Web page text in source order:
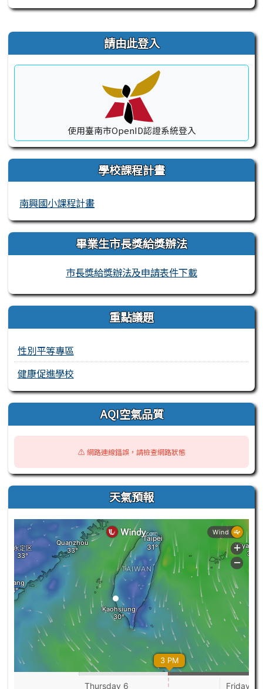
右邊區域內容 請由此登入
使用臺南市OpenID認證系統登入
學校課程計畫
南興國小課程計畫
畢業生市長獎給獎辦法
市長獎給獎辦法及申請表件下載
重點議題
性別平等專區
健康促進學校
AQI空氣品質
⚠️ 網路連線錯誤，請檢查網路狀態
天氣預報